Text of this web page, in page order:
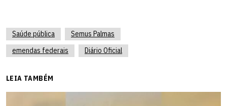
Saúde pública
Semus Palmas
emendas federais
Diário Oficial
LEIA TAMBÉM